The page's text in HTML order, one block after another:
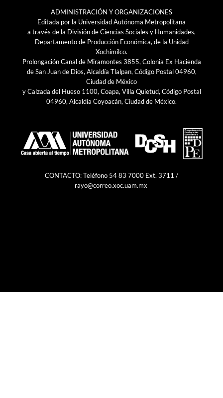
ADMINISTRACIÓN Y ORGANIZACIONES
Editada por la Universidad Autónoma Metropolitana
a través de la División de Ciencias Sociales y Humanidades,
Departamento de Producción Económica, de la Unidad
Xochimilco.
Prolongación Canal de Miramontes 3855, Colonia Ex Hacienda
de San Juan de Dios, Alcaldía Tlalpan, Código Postal 04960,
Ciudad de México
y Calzada del Hueso 1100, Coapa, Villa Quietud, Código Postal
04960, Alcaldía Coyoacán, Ciudad de México.
CONTACTO: Teléfono 54 83 7000 Ext. 3711 /
rayo@correo.xoc.uam.mx